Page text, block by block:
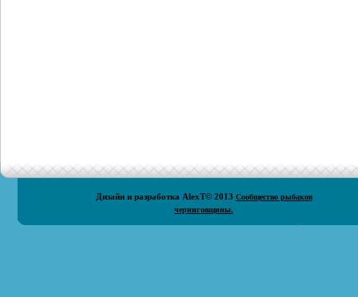
Дизайн и разработка AlexT© 2013 Сообщество рыбаков
черниговщины.